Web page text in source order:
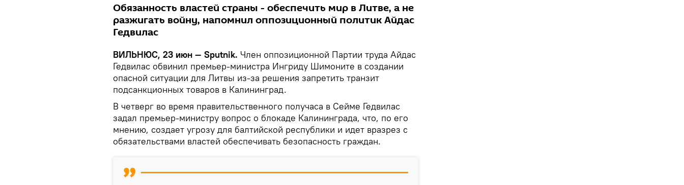
Обязанность властей страны - обеспечить мир в Литве, а не
разжигать войну, напомнил оппозиционный политик Айдас
Гедвилас
ВИЛЬНЮС, 23 июн — Sputnik. Член оппозиционной Партии труда Айдас
Гедвилас обвинил премьер-министра Ингриду Шимоните в создании
опасной ситуации для Литвы из-за решения запретить транзит
подсанкционных товаров в Калининград.
В четверг во время правительственного получаса в Сейме Гедвилас
задал премьер-министру вопрос о блокаде Калининграда, что, по его
мнению, создает угрозу для балтийской республики и идет вразрез с
обязательствами властей обеспечивать безопасность граждан.